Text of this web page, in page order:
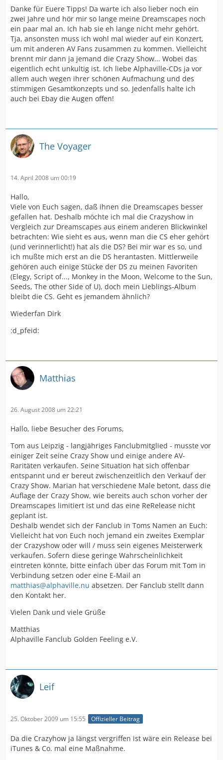
Danke für Euere Tipps! Da warte ich also lieber noch ein
zwei Jahre und hör mir so lange meine Dreamscapes noch
ein paar mal an. Ich hab sie eh lange nicht mehr gehört.
Tja, ansonsten muss ich wohl mal wieder auf ein Konzert,
um mit anderen AV Fans zusammen zu kommen. Vielleicht
brennt mir dann ja jemand die Crazy Show... Wobei das
eigentlich echt unkultig ist. Ich liebe Alphaville-CDs ja vor
allem auch wegen ihrer schönen Aufmachung und des
stimmigen Gesamtkonzepts und so. Jedenfalls halte ich
auch bei Ebay die Augen offen!
The Voyager
14. April 2008 um 00:19
Hallo,
Viele von Euch sagen, daß ihnen die Dreamscapes besser
gefallen hat. Deshalb möchte ich mal die Crazyshow in
Vergleich zur Dreamscapes aus einem anderen Blickwinkel
betrachten: Wie sieht es aus, wenn man die CS eher gehört
(und verinnerlicht!) hat als die DS? Bei mir war es so, und
ich mußte mich erst an die DS herantasten. Mittlerweile
gehören auch einige Stücke der DS zu meinen Favoriten
(Elegy, Script of..., Monkey in the Moon, Welcome to the Sun,
Seeds, The other Side of U), doch mein Lieblings-Album
bleibt die CS. Geht es jemandem ähnlich?
Wiederfan Dirk
:d_pfeid:
Matthias
26. August 2008 um 22:21
Hallo, liebe Besucher des Forums,
Tom aus Leipzig - langjähriges Fanclubmitglied - musste vor
einiger Zeit seine Crazy Show und einige andere AV-
Raritäten verkaufen. Seine Situation hat sich offenbar
entspannt und er bereut zwischenzeitlich den Verkauf der
Crazy Show. Marian hat verschiedene Male betont, dass die
Auflage der Crazy Show, wie bereits auch schon vorher der
Dreamscapes limitiert ist und das eine ReRelease nicht
geplant ist.
Deshalb wendet sich der Fanclub in Toms Namen an Euch:
Vielleicht hat von Euch noch jemand ein zweites Exemplar
der Crazyshow oder will / muss sein eigenes Meisterwerk
verkaufen. Sofern diese geringe Wahrscheinlichkeit
eintreten könnte, bitte einfach über das Forum mit Tom in
Verbindung setzen oder eine E-Mail an
matthias@alphaville.nu absetzen. Der Fanclub stellt dann
den Kontakt her.
Vielen Dank und viele Grüße
Matthias
Alphaville Fanclub Golden Feeling e.V.
Leif
25. Oktober 2009 um 15:55 Offizieller Beitrag
Da die Crazyhow ja längst vergriffen ist wäre ein Release bei
iTunes & Co. mal eine Maßnahme.